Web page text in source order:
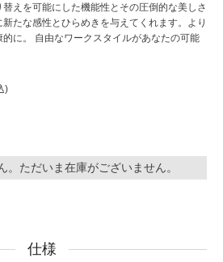
えを可能にした機能性とその圧倒的な美しさ
たな感性とひらめきを与えてくれます。より
に。 自由なワークスタイルがあなたの可能
。ただいま在庫がございません。
仕様